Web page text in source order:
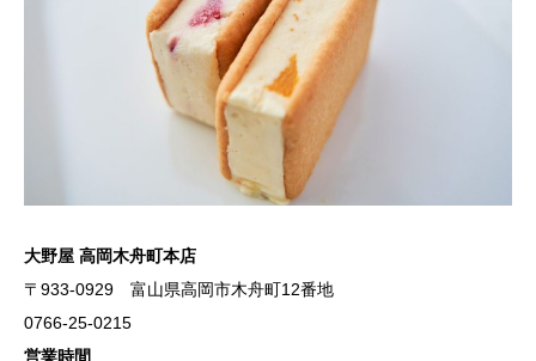
大野屋 高岡木舟町本店
〒933-0929 富山県高岡市木舟町12番地
0766-25-0215
営業時間